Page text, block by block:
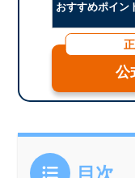
おすすめポイン
公